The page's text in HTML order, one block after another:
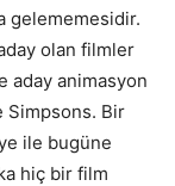
gelememesidir.
olan filmler
aday animasyon
Simpsons. Bir
ile bugüne
hiç bir film